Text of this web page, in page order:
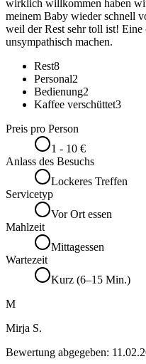
wirklich willkommen haben
meinem Baby wieder schnell
weil der Rest sehr toll ist!
unsympathisch machen.
Rest8
Personal2
Bedienung2
Kaffee verschüttet3
Preis pro Person
1 - 10 €
Anlass des Besuchs
Lockeres Treffen
Servicetyp
Vor Ort essen
Mahlzeit
Mittagessen
Wartezeit
Kurz (6–15 Min.)
M
Mirja S.
Bewertung abgegeben: